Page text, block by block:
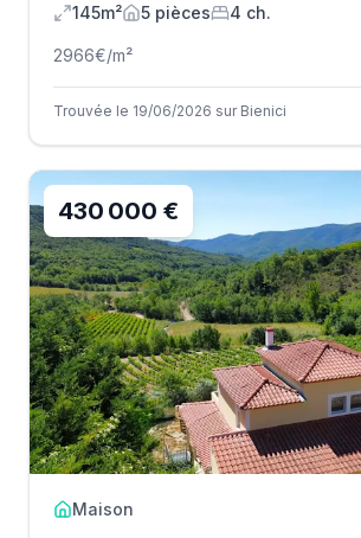
145m²
5 pièces 4 ch.
2966€/m²
Trouvée le 19/06/2026 sur Bienici
430 000 €
Maison